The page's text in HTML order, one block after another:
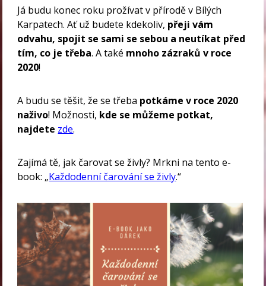
Já budu konec roku prožívat v přírodě v Bílých
Karpatech. Ať už budete kdekoliv, přeji vám
odvahu, spojit se sami se sebou a neutíkat před
tím, co je třeba. A také mnoho zázraků v roce
2020!
A budu se těšit, že se třeba potkáme v roce 2020
naživo! Možnosti, kde se můžeme potkat,
najdete zde.
Zajímá tě, jak čarovat se živly? Mrkni na tento e-
book: „Každodenní čarování se živly.“